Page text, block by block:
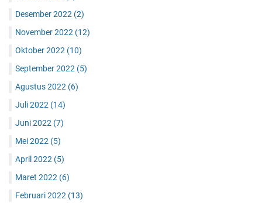
Desember 2022 (2)
November 2022 (12)
Oktober 2022 (10)
September 2022 (5)
Agustus 2022 (6)
Juli 2022 (14)
Juni 2022 (7)
Mei 2022 (5)
April 2022 (5)
Maret 2022 (6)
Februari 2022 (13)